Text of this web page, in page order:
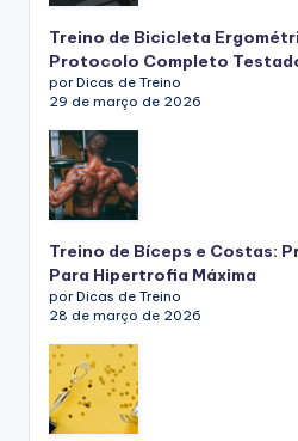
Treino de Bicicleta
Protocolo Completo
por Dicas de Treino
29 de março de 2026
Treino de Bíceps e Costas:
Para Hipertrofia Máxima
por Dicas de Treino
28 de março de 2026